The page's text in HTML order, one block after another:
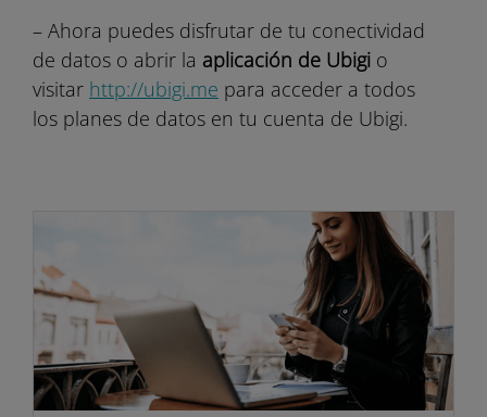
– Ahora puedes disfrutar de tu conectividad
de datos o abrir la aplicación de Ubigi o
visitar http://ubigi.me para acceder a todos
los planes de datos en tu cuenta de Ubigi.